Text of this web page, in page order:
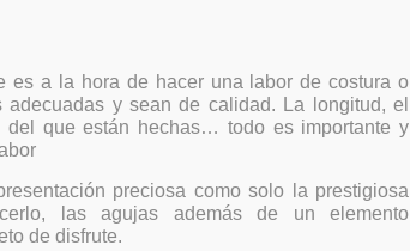
es a la hora de hacer una labor de costura o
y sean de calidad. La longitud, el
que están hechas… todo es importante y
preciosa como solo la prestigiosa
las agujas además de un elemento
de disfrute.